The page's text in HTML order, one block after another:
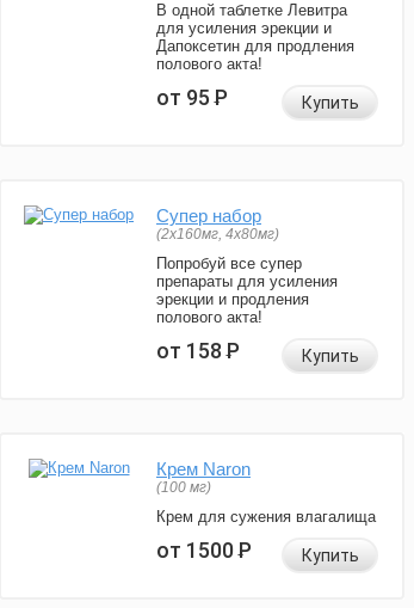
В одной таблетке Левитра
для усиления эрекции и
Дапоксетин для продления
полового акта!
от 95Р Купить
Супер набор
(2х160мг, 4х80мг)
Попробуй все супер
препараты для усиления
эрекции и продления
полового акта!
от 158Р Купить
Крем Naron
(100 мг)
Крем для сужения влагалища
от 1500Р Купить